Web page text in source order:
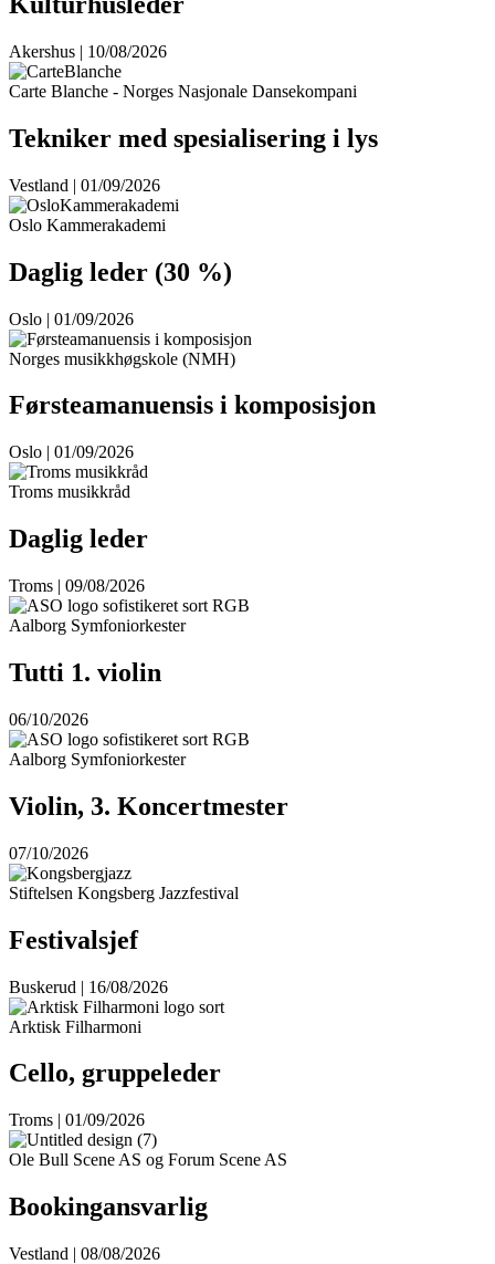
Akershus | 10/08/2026
Carte Blanche - Norges Nasjonale Dansekompani
Tekniker med spesialisering i lys
Vestland | 01/09/2026
Oslo Kammerakademi
Daglig leder (30 %)
Oslo | 01/09/2026
Norges musikkhøgskole (NMH)
Førsteamanuensis i komposisjon
Oslo | 01/09/2026
Troms musikkråd
Daglig leder
Troms | 09/08/2026
Aalborg Symfoniorkester
Tutti 1. violin
06/10/2026
Aalborg Symfoniorkester
Violin, 3. Koncertmester
07/10/2026
Stiftelsen Kongsberg Jazzfestival
Festivalsjef
Buskerud | 16/08/2026
Arktisk Filharmoni
Cello, gruppeleder
Troms | 01/09/2026
Ole Bull Scene AS og Forum Scene AS
Bookingansvarlig
Vestland | 08/08/2026